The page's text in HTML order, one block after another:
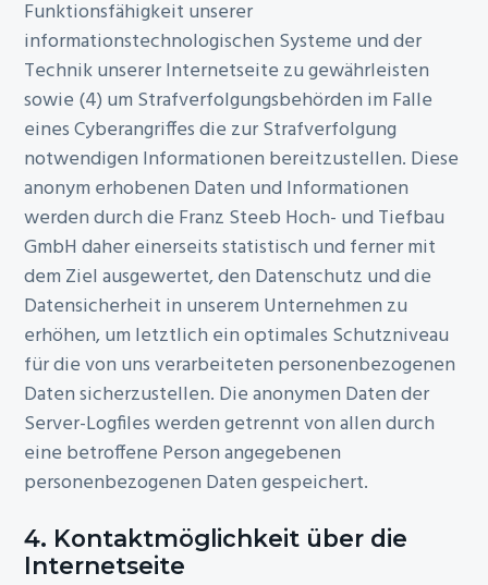
Funktionsfähigkeit unserer
informationstechnologischen Systeme und der
Technik unserer Internetseite zu gewährleisten
sowie (4) um Strafverfolgungsbehörden im Falle
eines Cyberangriffes die zur Strafverfolgung
notwendigen Informationen bereitzustellen. Diese
anonym erhobenen Daten und Informationen
werden durch die Franz Steeb Hoch- und Tiefbau
GmbH daher einerseits statistisch und ferner mit
dem Ziel ausgewertet, den Datenschutz und die
Datensicherheit in unserem Unternehmen zu
erhöhen, um letztlich ein optimales Schutzniveau
für die von uns verarbeiteten personenbezogenen
Daten sicherzustellen. Die anonymen Daten der
Server-Logfiles werden getrennt von allen durch
eine betroffene Person angegebenen
personenbezogenen Daten gespeichert.
4. Kontaktmöglichkeit über die
Internetseite